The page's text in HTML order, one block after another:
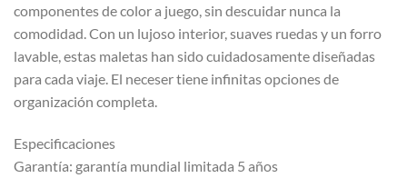
componentes de color a juego, sin descuidar nunca la
comodidad. Con un lujoso interior, suaves ruedas y un forro
lavable, estas maletas han sido cuidadosamente diseñadas
para cada viaje. El neceser tiene infinitas opciones de
organización completa.
Especificaciones
Garantía: garantía mundial limitada 5 años